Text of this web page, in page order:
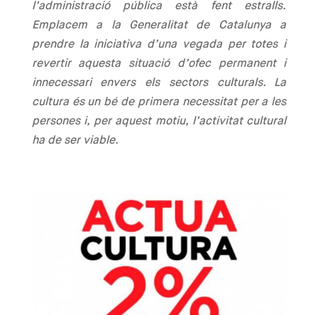
l’administració pública està fent estralls.
Emplacem a la Generalitat de Catalunya a
prendre la iniciativa d’una vegada per totes i
revertir aquesta situació d’ofec permanent i
innecessari envers els sectors culturals. La
cultura és un bé de primera necessitat per a les
persones i, per aquest motiu, l’activitat cultural
ha de ser viable.